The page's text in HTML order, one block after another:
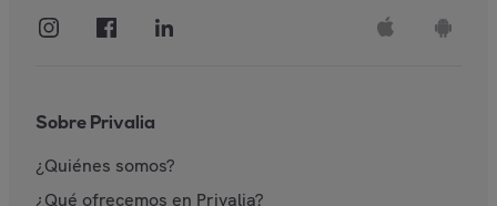
Sobre Privalia
¿Quiénes somos?
¿Qué ofrecemos en Privalia?